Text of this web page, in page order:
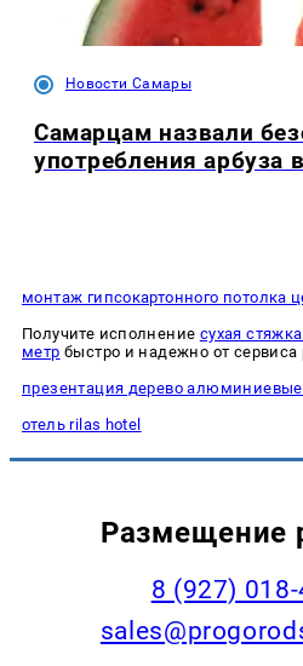
Новости Самары
Самарцам назвали
употребления арбуза
монтаж гипсокартонного потолка
Получите исполнение сухая
метр быстро и надежно от сервиса
презентация дерево
отель rilas hotel
Размещение
8 (927)